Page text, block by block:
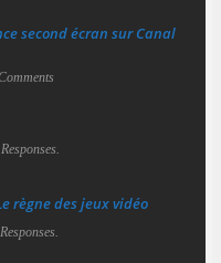
second écran sur Canal
règne des jeux vidéo